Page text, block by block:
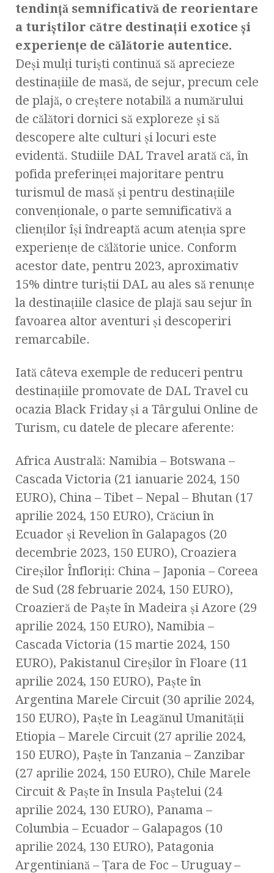
tendință semnificativă de reorientare
a turiștilor către destinații exotice și
experiențe de călătorie autentice.
Deși mulți turiști continuă să aprecieze
destinațiile de masă, de sejur, precum cele
de plajă, o creștere notabilă a numărului
de călători dornici să exploreze și să
descopere alte culturi și locuri este
evidentă. Studiile DAL Travel arată că, în
pofida preferinței majoritare pentru
turismul de masă și pentru destinațiile
convenționale, o parte semnificativă a
clienților își îndreaptă acum atenția spre
experiențe de călătorie unice. Conform
acestor date, pentru 2023, aproximativ
15% dintre turiștii DAL au ales să renunțe
la destinațiile clasice de plajă sau sejur în
favoarea altor aventuri și descoperiri
remarcabile.
Iată câteva exemple de reduceri pentru
destinațiile promovate de DAL Travel cu
ocazia Black Friday și a Târgului Online de
Turism, cu datele de plecare aferente:
Africa Australă: Namibia – Botswana –
Cascada Victoria (21 ianuarie 2024, 150
EURO), China – Tibet – Nepal – Bhutan (17
aprilie 2024, 150 EURO), Crăciun în
Ecuador și Revelion în Galapagos (20
decembrie 2023, 150 EURO), Croaziera
Cireșilor Înfloriți: China – Japonia – Coreea
de Sud (28 februarie 2024, 150 EURO),
Croazieră de Paște în Madeira și Azore (29
aprilie 2024, 150 EURO), Namibia –
Cascada Victoria (15 martie 2024, 150
EURO), Pakistanul Cireşilor în Floare (11
aprilie 2024, 150 EURO), Paște în
Argentina Marele Circuit (30 aprilie 2024,
150 EURO), Paşte în Leagănul Umanităţii
Etiopia – Marele Circuit (27 aprilie 2024,
150 EURO), Paște în Tanzania – Zanzibar
(27 aprilie 2024, 150 EURO), Chile Marele
Circuit & Paște în Insula Paștelui (24
aprilie 2024, 130 EURO), Panama –
Columbia – Ecuador – Galapagos (10
aprilie 2024, 130 EURO), Patagonia
Argentiniană – Țara de Foc – Uruguay –